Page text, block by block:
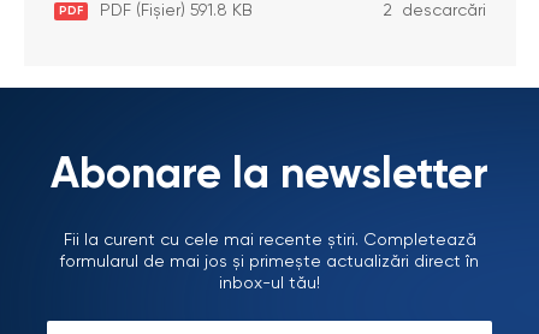
PDF PDF (Fișier) 591.8 KB 2 descarcări
Abonare la newsletter
Fii la curent cu cele mai recente știri. Completează
formularul de mai jos și primește actualizări direct în
inbox-ul tău!